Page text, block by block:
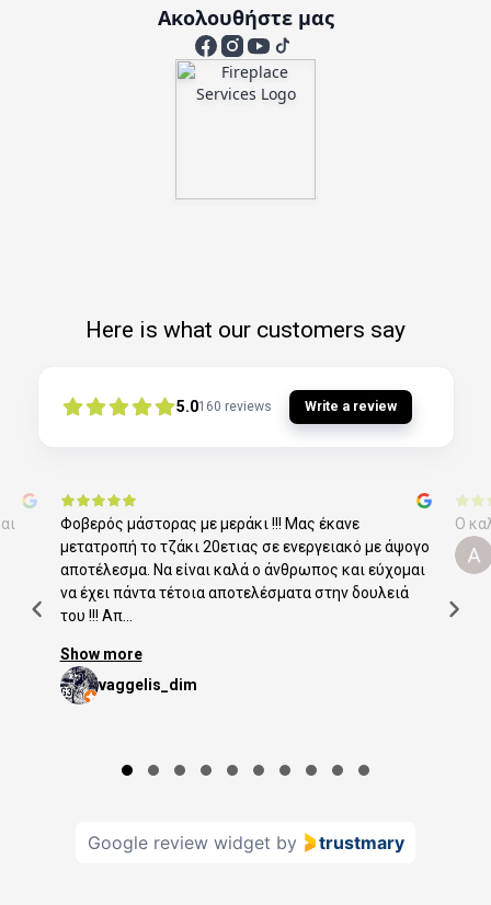
Ακολουθήστε μας
Here is what our customers say
5.0160 reviews Write a review
Φοβερός μάστορας με μεράκι !!! Μας έκανε
μετατροπή το τζάκι 20ετιας σε ενεργειακό με άψογο
αποτέλεσμα. Να είναι καλά ο άνθρωπος και εύχομαι
να έχει πάντα τέτοια αποτελέσματα στην δουλειά
του !!! Απ...
Show more
vaggelis_dim
Ο
Google review widget by trustmary